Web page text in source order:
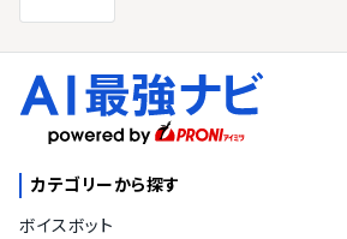
カテゴリーから探す
ボイスボット